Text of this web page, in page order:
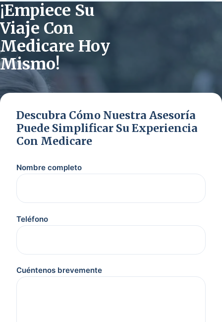
¡Empiece Su
Viaje Con
Medicare Hoy
Mismo!
Descubra Cómo Nuestra Asesoría
Puede Simplificar Su Experiencia
Con Medicare
Nombre completo
Teléfono
Cuéntenos brevemente